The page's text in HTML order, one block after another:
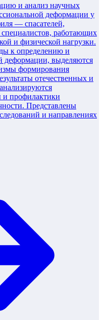
и анализ научных
деформации у
— спасателей,
работающих
и физической нагрузки.
к определению и
деформации, выделяются
формирования
отечественных и
и профилактики
Представлены
и направлениях